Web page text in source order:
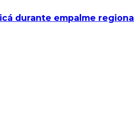
durante empalme regional